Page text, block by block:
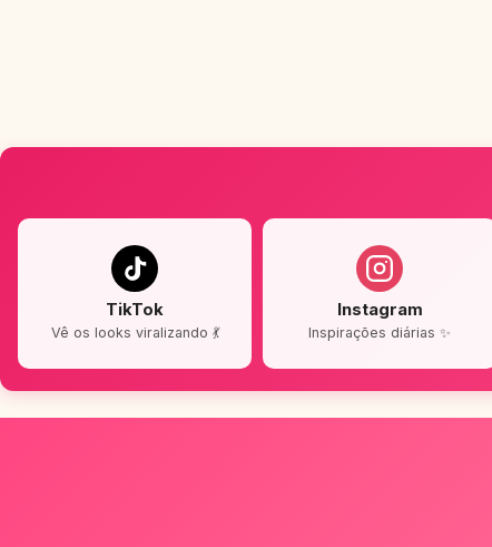
TikTok
Vê os looks viralizando 💃
Instagram
Inspirações diárias ✨